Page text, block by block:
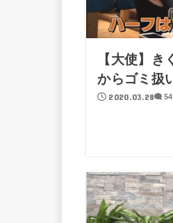
【大使】
からゴミ扱
2020.03.28